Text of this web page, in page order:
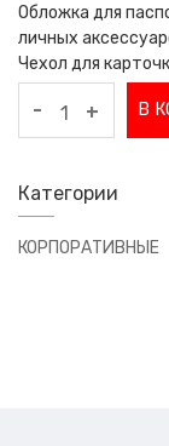
Обложка для
личных
Чехол для
- + В
Категории
КОРПОРАТИВНЫЕ